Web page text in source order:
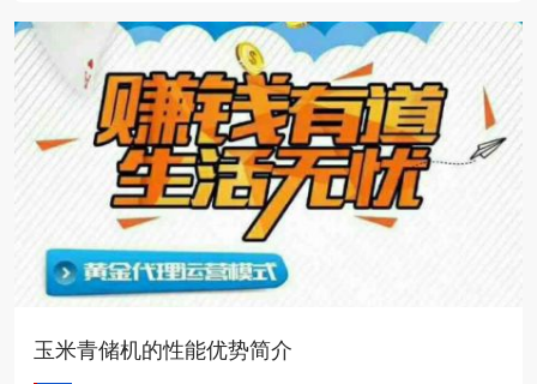
玉米青储机的性能优势简介